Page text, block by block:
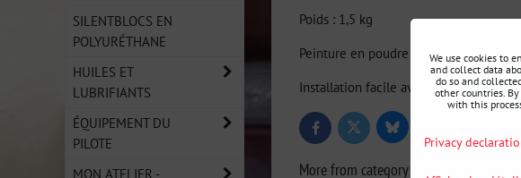
Poids : 1,5 kg
Peinture en poudre noire
Installation facile avec uniquement
FacebookTwitter Bluesky
More from category
SILENTBLOCS EN
POLYURÉTHANE
HUILES ET
LUBRIFIANTS
ÉQUIPEMENT DU
PILOTE
MON ATELIER -
We use cookies to
and collect data
do so and
other countries.
with this
Privacy